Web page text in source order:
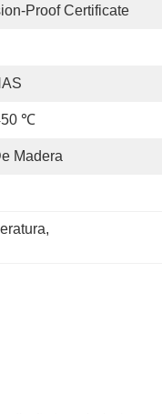
Proof Certificate
℃
Madera
,